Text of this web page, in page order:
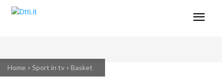
Home Sport in tv Basket